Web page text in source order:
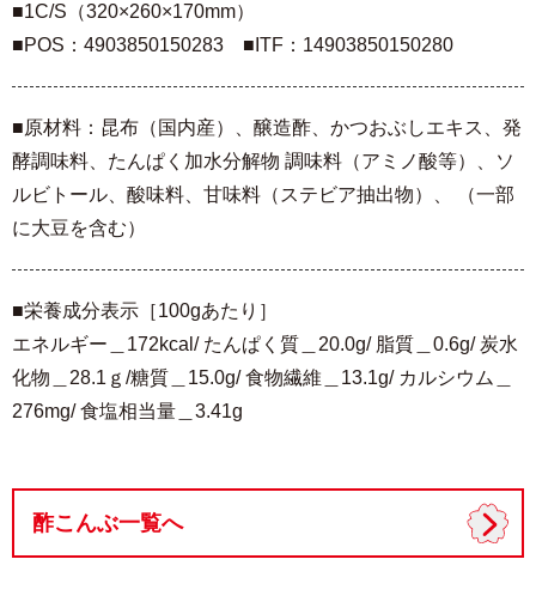
■1C/S（320×260×170mm）
■POS：4903850150283 ■ITF：14903850150280
■原材料：昆布（国内産）、醸造酢、かつおぶしエキス、発
酵調味料、たんぱく加水分解物 調味料（アミノ酸等）、ソ
ルビトール、酸味料、甘味料（ステビア抽出物）、 （一部
に大豆を含む）
■栄養成分表示［100gあたり］
エネルギー＿172kcal/ たんぱく質＿20.0g/ 脂質＿0.6g/ 炭水
化物＿28.1ｇ/糖質＿15.0g/ 食物繊維＿13.1g/ カルシウム＿
276mg/ 食塩相当量＿3.41g
酢こんぶ一覧へ